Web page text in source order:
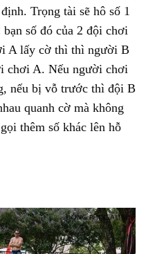
Trọng tài sẽ hô số 1
số đó của 2 đội chơi
A lấy cờ thì thì người B
chơi A. Nếu người chơi
nếu bị vỗ trước thì đội B
quanh cờ mà không
thêm số khác lên hỗ